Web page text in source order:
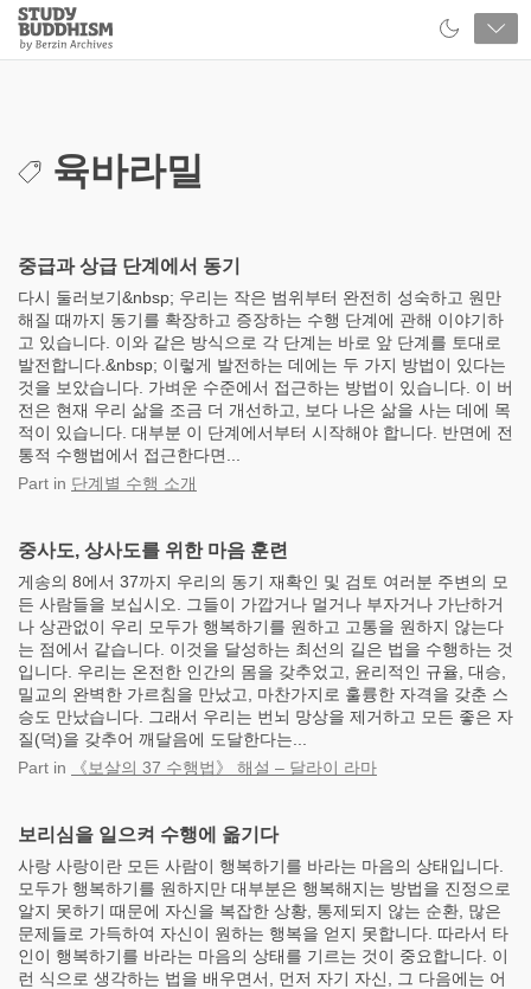
Close
Study
Buddhism
육바라밀
중급과 상급 단계에서 동기
다시 둘러보기&nbsp; 우리는 작은 범위부터 완전히 성숙하고 원만
해질 때까지 동기를 확장하고 증장하는 수행 단계에 관해 이야기하
고 있습니다. 이와 같은 방식으로 각 단계는 바로 앞 단계를 토대로
발전합니다.&nbsp; 이렇게 발전하는 데에는 두 가지 방법이 있다는
것을 보았습니다. 가벼운 수준에서 접근하는 방법이 있습니다. 이 버
전은 현재 우리 삶을 조금 더 개선하고, 보다 나은 삶을 사는 데에 목
적이 있습니다. 대부분 이 단계에서부터 시작해야 합니다. 반면에 전
통적 수행법에서 접근한다면...
Part in 단계별 수행 소개
중사도, 상사도를 위한 마음 훈련
게송의 8에서 37까지 우리의 동기 재확인 및 검토 여러분 주변의 모
든 사람들을 보십시오. 그들이 가깝거나 멀거나 부자거나 가난하거
나 상관없이 우리 모두가 행복하기를 원하고 고통을 원하지 않는다
는 점에서 같습니다. 이것을 달성하는 최선의 길은 법을 수행하는 것
입니다. 우리는 온전한 인간의 몸을 갖추었고, 윤리적인 규율, 대승,
밀교의 완벽한 가르침을 만났고, 마찬가지로 훌륭한 자격을 갖춘 스
승도 만났습니다. 그래서 우리는 번뇌 망상을 제거하고 모든 좋은 자
질(덕)을 갖추어 깨달음에 도달한다는...
Part in 《보살의 37 수행법》 해설 – 달라이 라마
보리심을 일으켜 수행에 옮기다
사랑 사랑이란 모든 사람이 행복하기를 바라는 마음의 상태입니다.
모두가 행복하기를 원하지만 대부분은 행복해지는 방법을 진정으로
알지 못하기 때문에 자신을 복잡한 상황, 통제되지 않는 순환, 많은
문제들로 가득하여 자신이 원하는 행복을 얻지 못합니다. 따라서 타
인이 행복하기를 바라는 마음의 상태를 기르는 것이 중요합니다. 이
런 식으로 생각하는 법을 배우면서, 먼저 자기 자신, 그 다음에는 어